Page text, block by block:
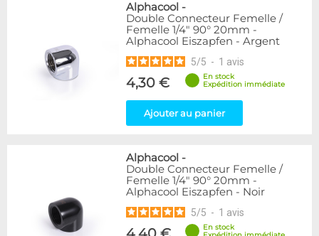
Alphacool -
Double Connecteur Femelle /
Femelle 1/4" 90° 20mm -
Alphacool Eiszapfen - Argent
5/5 - 1 avis
4,30 €
En stock
Expédition immédiate
Ajouter au panier
Alphacool -
Double Connecteur Femelle /
Femelle 1/4" 90° 20mm -
Alphacool Eiszapfen - Noir
5/5 - 1 avis
En stock